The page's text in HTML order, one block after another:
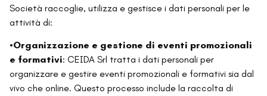
Società raccoglie, utilizza e gestisce i dati personali per le
attività di:
•Organizzazione e gestione di eventi promozionali
e formativi: CEIDA Srl tratta i dati personali per
organizzare e gestire eventi promozionali e formativi sia dal
vivo che online. Questo processo include la raccolta di